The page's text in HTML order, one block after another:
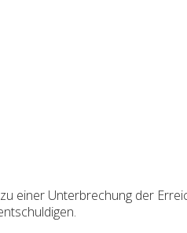
einer Unterbrechung der